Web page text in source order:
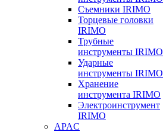
Съемники IRIMO
Торцевые головки
IRIMO
Трубные
инструменты IRIMO
Ударные
инструменты IRIMO
Хранение
инструмента IRIMO
Электроинструмент
IRIMO
APAC